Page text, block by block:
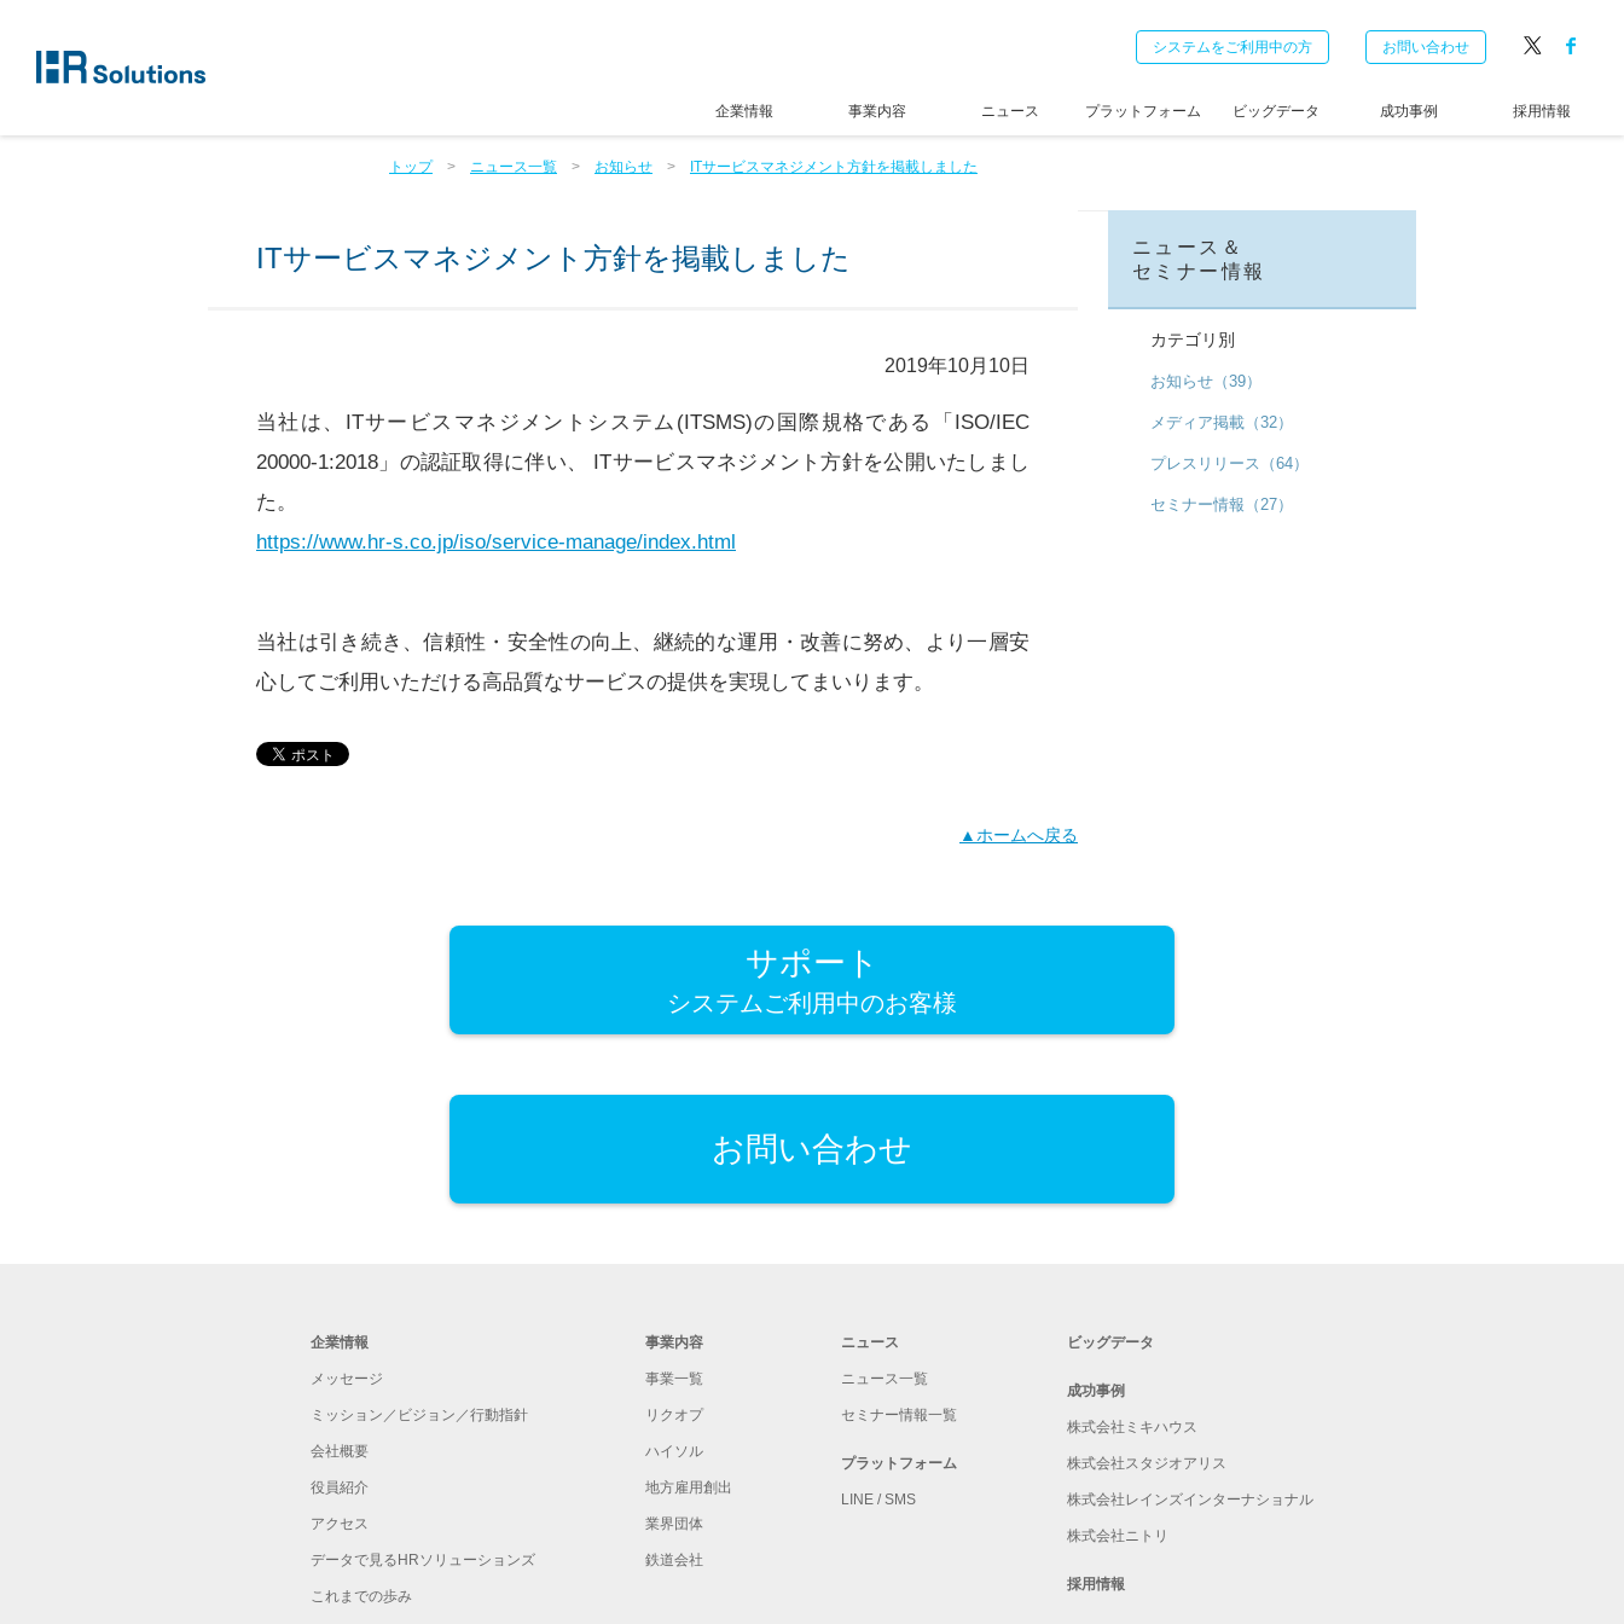
システムをご利用中の方 お問い合わせ
企業情報 事業内容 ニュース プラットフォーム ビッグデータ 成功事例 採用情報
トップ ニュース一覧 お知らせ ITサービスマネジメント方針を掲載しました
ITサービスマネジメント方針を掲載しました
2019年10月10日
当社は、ITサービスマネジメントシステム(ITSMS)の国際規格である「ISO/IEC
20000-1:2018」の認証取得に伴い、 ITサービスマネジメント方針を公開いたしまし
た。
https://www.hr-s.co.jp/iso/service-manage/index.html
当社は引き続き、信頼性・安全性の向上、継続的な運用・改善に努め、より一層安
心してご利用いただける高品質なサービスの提供を実現してまいります。
▲ホームへ戻る
ニュース＆
セミナー情報
カテゴリ別
お知らせ（39）
メディア掲載（32）
プレスリリース（64）
セミナー情報（27）
サポート
システムご利用中のお客様
お問い合わせ
企業情報
メッセージ
ミッション／ビジョン／行動指針
会社概要
役員紹介
アクセス
データで見るHRソリューションズ
これまでの歩み
事業内容
事業一覧
リクオプ
ハイソル
地方雇用創出
業界団体
鉄道会社
ニュース
ニュース一覧
セミナー情報一覧
プラットフォーム
LINE / SMS
ビッグデータ
成功事例
株式会社ミキハウス
株式会社スタジオアリス
株式会社レインズインターナショナル
株式会社ニトリ
採用情報